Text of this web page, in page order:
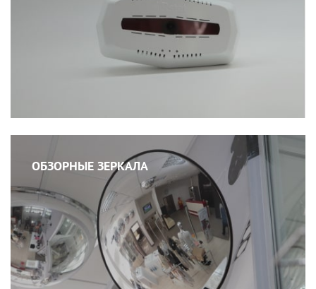
ОБЗОРНЫЕ ЗЕРКАЛА